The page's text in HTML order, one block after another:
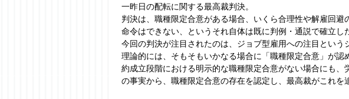
一昨日の配転に関する最高裁判決。
判決は、職種限定合意がある場合、いくら合理性や解雇回
命令はできない、というそれ自体は既に判例・通説で確立し
今回の判決が注目されたのは、ジョブ型雇用への注目という
理論的には、そもそもいかなる場合に「職種限定合意」が認
約成立段階における明示的な職種限定合意がない場合にも
の事実から、職種限定合意の存在を認定し、最高裁がこれを